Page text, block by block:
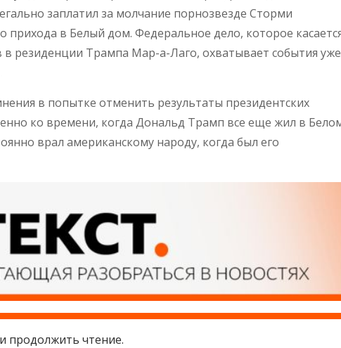
заплатил за молчание порнозвезде Сторми
прихода в Белый дом. Федеральное дело, которое
в резиденции Трампа Мар-а-Лаго, охватывает события уже
в попытке отменить результаты президентских
ко времени, когда Дональд Трамп все еще жил в
врал американскому народу, когда был его
продолжить чтение.